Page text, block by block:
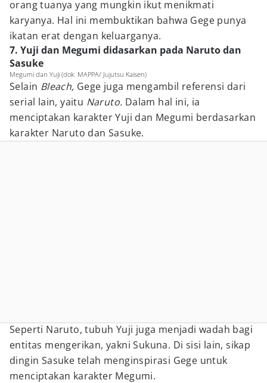
orang tuanya yang mungkin ikut menikmati
karyanya. Hal ini membuktikan bahwa Gege punya
ikatan erat dengan keluarganya.
7. Yuji dan Megumi didasarkan pada Naruto dan
Sasuke
Megumi dan Yuji (dok. MAPPA/ Jujutsu Kaisen)
Selain Bleach, Gege juga mengambil referensi dari
serial lain, yaitu Naruto. Dalam hal ini, ia
menciptakan karakter Yuji dan Megumi berdasarkan
karakter Naruto dan Sasuke.
Seperti Naruto, tubuh Yuji juga menjadi wadah bagi
entitas mengerikan, yakni Sukuna. Di sisi lain, sikap
dingin Sasuke telah menginspirasi Gege untuk
menciptakan karakter Megumi.